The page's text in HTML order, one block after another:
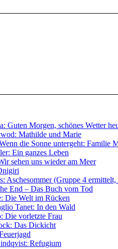
Guten Morgen, schönes Wetter
Mathilde und Marie
die Sonne untergeht: Familie
Ein ganzes Leben
sehen uns wieder am Meer
Aschesommer (Gruppe 4
End – Das Buch vom Tod
Die Welt im Rücken
Tanet: In den Wald
Die vorletzte Frau
Das Dickicht
Refugium